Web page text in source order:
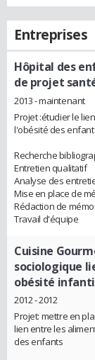
Entreprises
Hôpital des
de projet
2013 - maintenant
Projet :étudier le
l'obésité des
Recherche
Entretien qualitatif
Analyse des
Mise en place de
Rédaction de
Travail d'équipe
Cuisine
sociologique
obésité
2012 - 2012
Projet: mettre en
lien entre les
des enfants